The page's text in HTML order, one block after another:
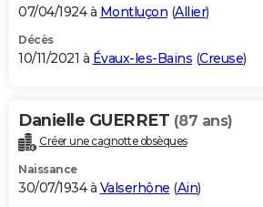
07/04/1924 à Montluçon (Allier)
Décès
10/11/2021 à Évaux-les-Bains (Creuse)
Danielle GUERRET (87 ans)
Créer une cagnotte obsèques
Naissance
30/07/1934 à Valserhône (Ain)